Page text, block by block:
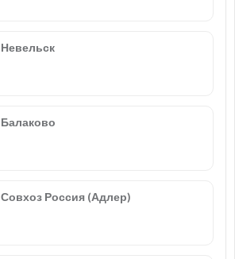
Невельск
Балаково
Совхоз Россия (Адлер)